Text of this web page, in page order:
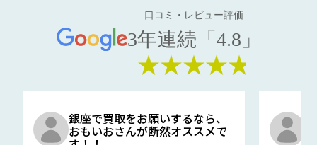
口コミ・レビュー評価
3年連続「4.8」
★★★★★
銀座で買取をお願いするなら、
おもいおさんが断然オススメで